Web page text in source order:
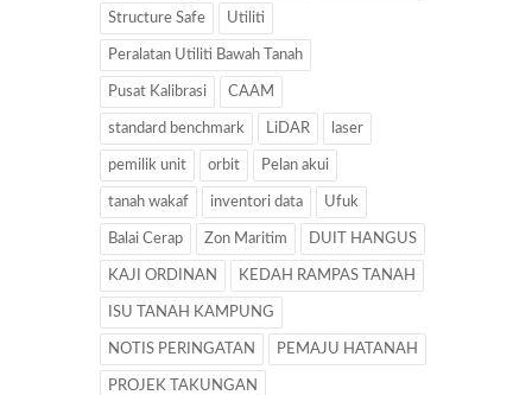
Structure Safe Utiliti
Peralatan Utiliti Bawah Tanah
Pusat Kalibrasi CAAM
standard benchmark LiDAR laser
pemilik unit orbit Pelan akui
tanah wakaf inventori data Ufuk
Balai Cerap Zon Maritim DUIT HANGUS
KAJI ORDINAN KEDAH RAMPAS TANAH
ISU TANAH KAMPUNG
NOTIS PERINGATAN PEMAJU HATANAH
PROJEK TAKUNGAN